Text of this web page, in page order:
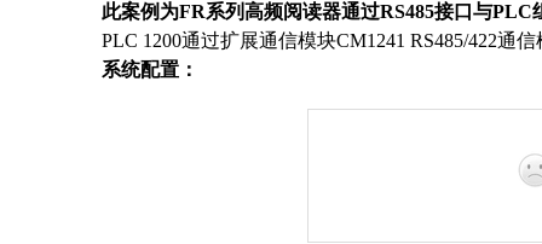
此案例 为FR系列高频阅读器通过RS485接口 与PLC
PLC 1200通过扩展通信模块CM1241 RS485/422通信
系统配置 ：